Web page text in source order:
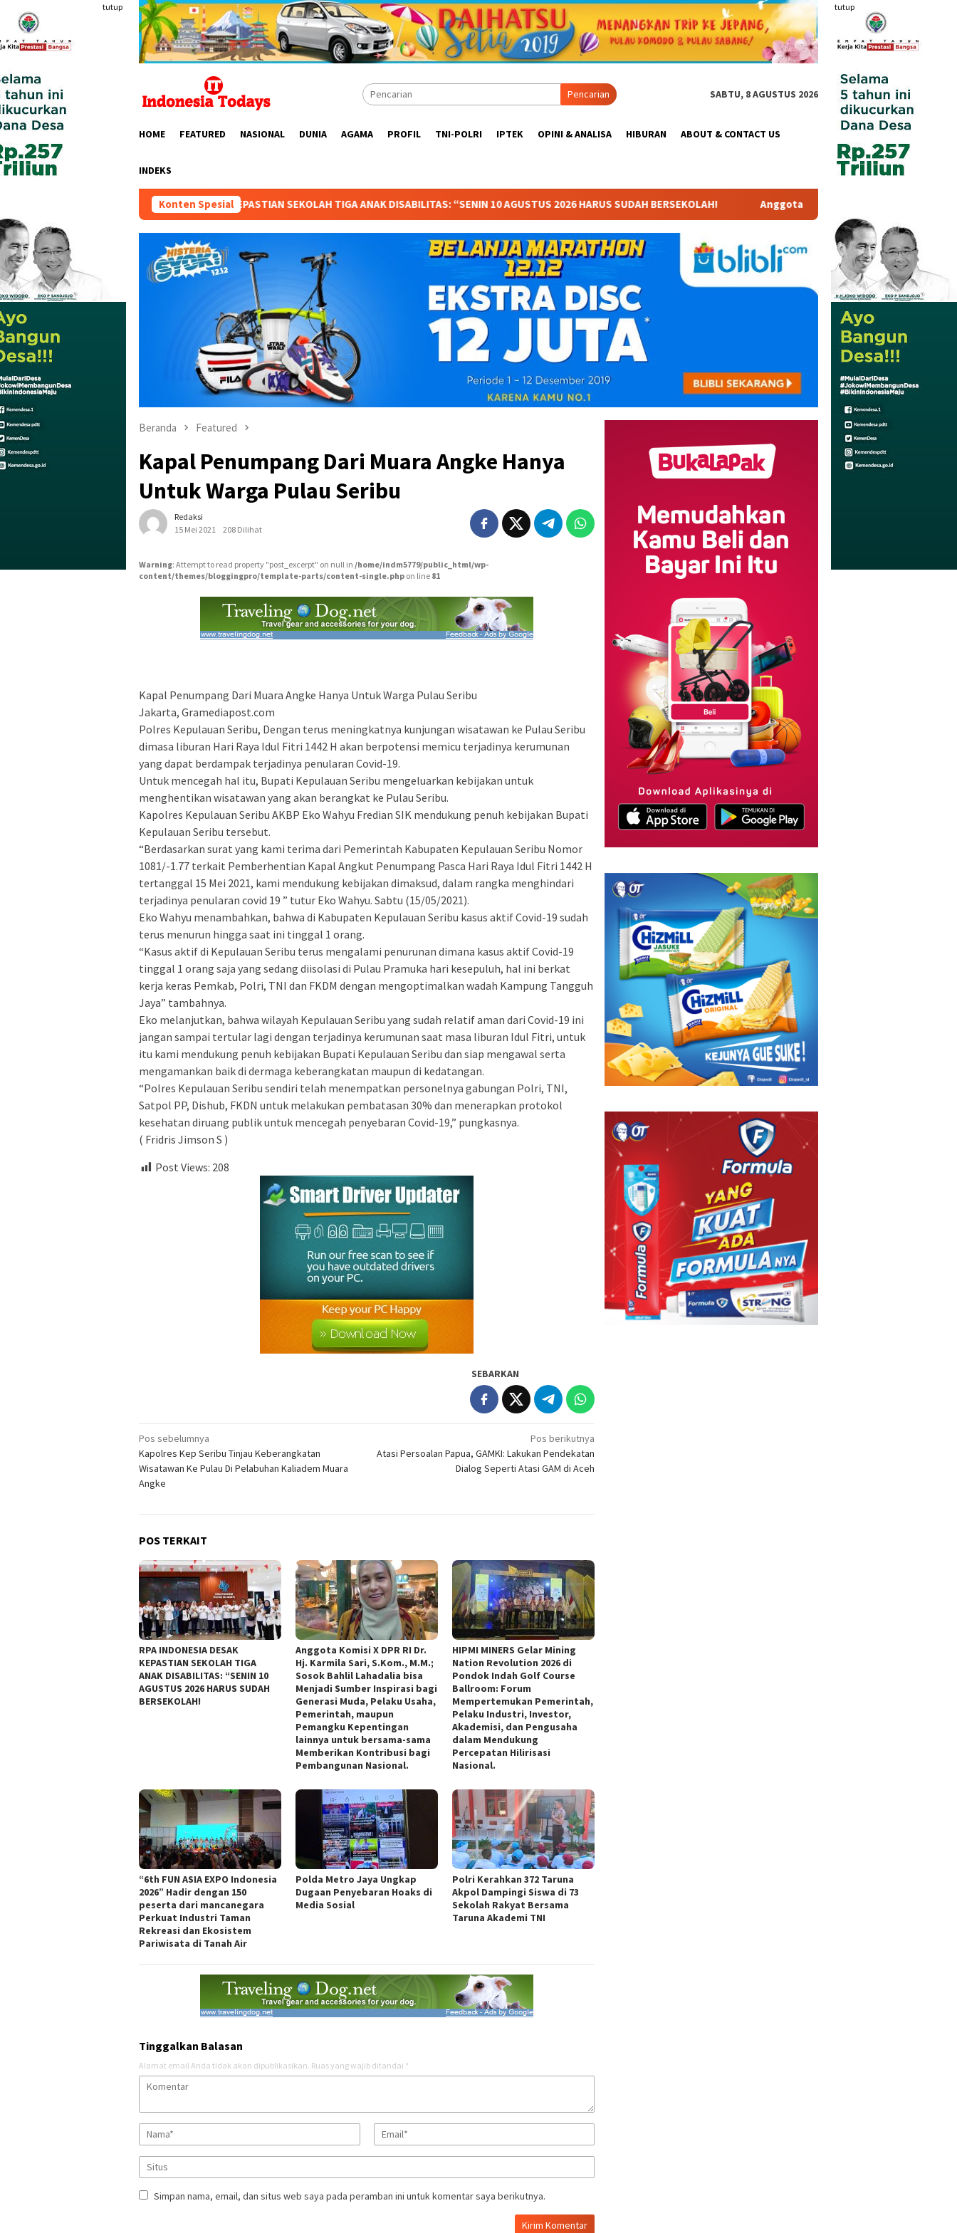
konten
tutup tutup
Pencarian SABTU, 8 AGUSTUS 2026
HOME FEATURED NASIONAL DUNIA AGAMA PROFIL TNI-POLRI IPTEK OPINI & ANALISA HIBURAN ABOUT & CONTACT US
INDEKS
Konten Spesial
DESAK KEPASTIAN SEKOLAH TIGA ANAK DISABILITAS: “SENIN 10 AGUSTUS 2026 HARUS SUDAH BERSEKOLAH! Anggota Komisi X DPR RI Dr. Hj. Karmila Sari, S.Kom., M.M.; Sosok
Beranda Featured
Kapal Penumpang Dari Muara Angke Hanya
Untuk Warga Pulau Seribu
Redaksi
15 Mei 2021
208 Dilihat
Warning: Attempt to read property "post_excerpt" on null in /home/indm5779/public_html/wp-
content/themes/bloggingpro/template-parts/content-single.php on line 81
Kapal Penumpang Dari Muara Angke Hanya Untuk Warga Pulau Seribu
Jakarta, Gramediapost.com
Polres Kepulauan Seribu, Dengan terus meningkatnya kunjungan wisatawan ke Pulau Seribu
dimasa liburan Hari Raya Idul Fitri 1442 H akan berpotensi memicu terjadinya kerumunan
yang dapat berdampak terjadinya penularan Covid-19.
Untuk mencegah hal itu, Bupati Kepulauan Seribu mengeluarkan kebijakan untuk
menghentikan wisatawan yang akan berangkat ke Pulau Seribu.
Kapolres Kepulauan Seribu AKBP Eko Wahyu Fredian SIK mendukung penuh kebijakan Bupati
Kepulauan Seribu tersebut.
“Berdasarkan surat yang kami terima dari Pemerintah Kabupaten Kepulauan Seribu Nomor
1081/-1.77 terkait Pemberhentian Kapal Angkut Penumpang Pasca Hari Raya Idul Fitri 1442 H
tertanggal 15 Mei 2021, kami mendukung kebijakan dimaksud, dalam rangka menghindari
terjadinya penularan covid 19 ” tutur Eko Wahyu. Sabtu (15/05/2021).
Eko Wahyu menambahkan, bahwa di Kabupaten Kepulauan Seribu kasus aktif Covid-19 sudah
terus menurun hingga saat ini tinggal 1 orang.
“Kasus aktif di Kepulauan Seribu terus mengalami penurunan dimana kasus aktif Covid-19
tinggal 1 orang saja yang sedang diisolasi di Pulau Pramuka hari kesepuluh, hal ini berkat
kerja keras Pemkab, Polri, TNI dan FKDM dengan mengoptimalkan wadah Kampung Tangguh
Jaya” tambahnya.
Eko melanjutkan, bahwa wilayah Kepulauan Seribu yang sudah relatif aman dari Covid-19 ini
jangan sampai tertular lagi dengan terjadinya kerumunan saat masa liburan Idul Fitri, untuk
itu kami mendukung penuh kebijakan Bupati Kepulauan Seribu dan siap mengawal serta
mengamankan baik di dermaga keberangkatan maupun di kedatangan.
“Polres Kepulauan Seribu sendiri telah menempatkan personelnya gabungan Polri, TNI,
Satpol PP, Dishub, FKDN untuk melakukan pembatasan 30% dan menerapkan protokol
kesehatan diruang publik untuk mencegah penyebaran Covid-19,” pungkasnya.
( Fridris Jimson S )
Post Views: 208
SEBARKAN
Navigasi
pos
Pos sebelumnya
Kapolres Kep Seribu Tinjau Keberangkatan
Wisatawan Ke Pulau Di Pelabuhan Kaliadem Muara
Angke
Pos berikutnya
Atasi Persoalan Papua, GAMKI: Lakukan Pendekatan
Dialog Seperti Atasi GAM di Aceh
POS TERKAIT
RPA INDONESIA DESAK
KEPASTIAN SEKOLAH TIGA
ANAK DISABILITAS: “SENIN 10
AGUSTUS 2026 HARUS SUDAH
BERSEKOLAH!
Anggota Komisi X DPR RI Dr.
Hj. Karmila Sari, S.Kom., M.M.;
Sosok Bahlil Lahadalia bisa
Menjadi Sumber Inspirasi bagi
Generasi Muda, Pelaku Usaha,
Pemerintah, maupun
Pemangku Kepentingan
lainnya untuk bersama-sama
Memberikan Kontribusi bagi
Pembangunan Nasional.
HIPMI MINERS Gelar Mining
Nation Revolution 2026 di
Pondok Indah Golf Course
Ballroom: Forum
Mempertemukan Pemerintah,
Pelaku Industri, Investor,
Akademisi, dan Pengusaha
dalam Mendukung
Percepatan Hilirisasi
Nasional.
“6th FUN ASIA EXPO Indonesia
2026” Hadir dengan 150
peserta dari mancanegara
Perkuat Industri Taman
Rekreasi dan Ekosistem
Pariwisata di Tanah Air
Polda Metro Jaya Ungkap
Dugaan Penyebaran Hoaks di
Media Sosial
Polri Kerahkan 372 Taruna
Akpol Dampingi Siswa di 73
Sekolah Rakyat Bersama
Taruna Akademi TNI
Tinggalkan Balasan
Alamat email Anda tidak akan dipublikasikan. Ruas yang wajib ditandai *
Simpan nama, email, dan situs web saya pada peramban ini untuk komentar saya berikutnya.